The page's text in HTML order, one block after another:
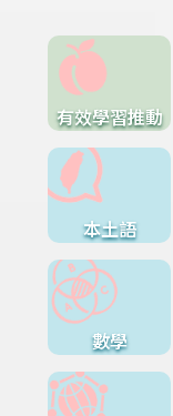
有效學習推動
本土語
數學